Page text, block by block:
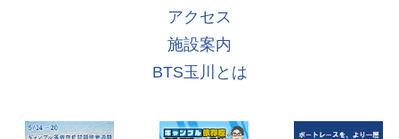
アクセス
施設案内
BTS玉川とは